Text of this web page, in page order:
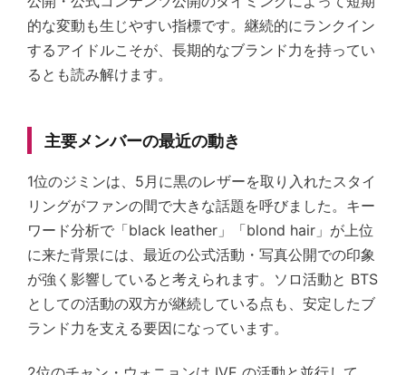
的な変動も生じやすい指標です。継続的にランクイン
するアイドルこそが、長期的なブランド力を持ってい
るとも読み解けます。
主要メンバーの最近の動き
1位のジミンは、5月に黒のレザーを取り入れたスタイ
リングがファンの間で大きな話題を呼びました。キー
ワード分析で「black leather」「blond hair」が上位
に来た背景には、最近の公式活動・写真公開での印象
が強く影響していると考えられます。ソロ活動と BTS
としての活動の双方が継続している点も、安定したブ
ランド力を支える要因になっています。